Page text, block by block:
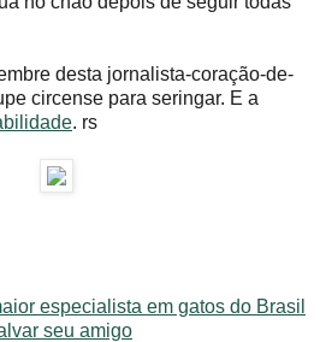
desta jornalista-coração-de-
circense para seringar. E a
. rs
especialista em gatos do Brasil
seu amigo